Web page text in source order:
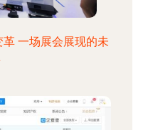
一场展会展现的未